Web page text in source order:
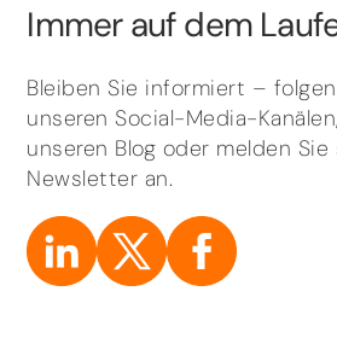
Immer auf dem
Bleiben Sie informiert –
unseren Social-Media-
unseren Blog oder melden
Newsletter an.